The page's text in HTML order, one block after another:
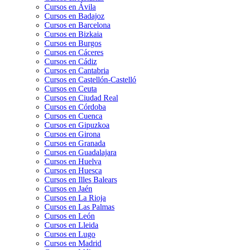
Cursos en Ávila
Cursos en Badajoz
Cursos en Barcelona
Cursos en Bizkaia
Cursos en Burgos
Cursos en Cáceres
Cursos en Cádiz
Cursos en Cantabria
Cursos en Castellón-Castelló
Cursos en Ceuta
Cursos en Ciudad Real
Cursos en Córdoba
Cursos en Cuenca
Cursos en Gipuzkoa
Cursos en Girona
Cursos en Granada
Cursos en Guadalajara
Cursos en Huelva
Cursos en Huesca
Cursos en Illes Balears
Cursos en Jaén
Cursos en La Rioja
Cursos en Las Palmas
Cursos en León
Cursos en Lleida
Cursos en Lugo
Cursos en Madrid